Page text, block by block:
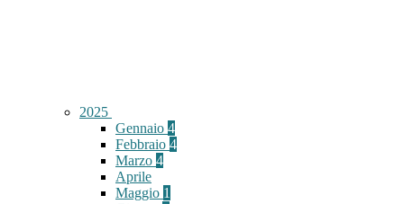
2025
Gennaio 4
Febbraio 4
Marzo 4
Aprile
Maggio 1